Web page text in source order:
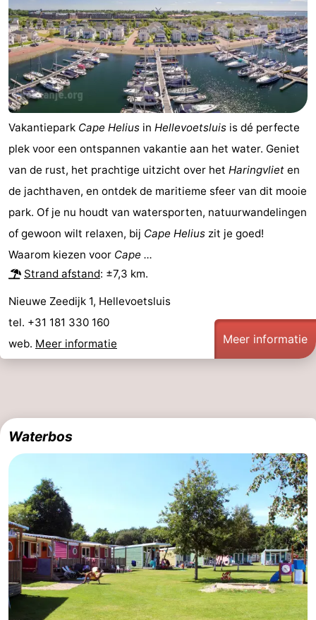
Zwembaden
-
Surfen
Eten
drinken
Evenementen
Praktisch
Forum
Route
-
Parkeren
Medische
adressen
Reisboekenwinkel
Nieuws
Regio
Zuid-
Leiden
Bollenstreek
Natuur
Hollands
Duin
Noordwijk
-
Katwijk
-
Scheveningen
-
Den
-
Vakantiepark Cape Helius in Hellevoetsluis is dé perfecte
plek voor een ontspannen vakantie aan het water. Geniet
van de rust, het prachtige uitzicht over het Haringvliet en
de jachthaven, en ontdek de maritieme sfeer van dit mooie
park. Of je nu houdt van watersporten, natuurwandelingen
of gewoon wilt relaxen, bij Cape Helius zit je goed!
Waarom kiezen voor Cape ...
Strand afstand: ±7,3 km.
Nieuwe Zeedijk 1, Hellevoetsluis
tel. +31 181 330 160
web. Meer informatie Meer informatie
Waterbos